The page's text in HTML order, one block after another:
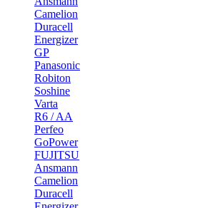
Camelion
Duracell
Energizer
GP
Panasonic
Robiton
Soshine
Varta
R6 / AA
Perfeo
GoPower
FUJITSU
Ansmann
Camelion
Duracell